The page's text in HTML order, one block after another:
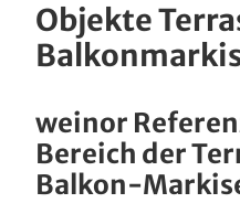
Landhaus Milser / D
LGS Papenburg / D
Waterfront Cafe / GB
ZFH Ahlen / D
EFH Erkelenz / D
EFH Biedenkopf / D
Objekte
weinor
Bereich der
Balkon-